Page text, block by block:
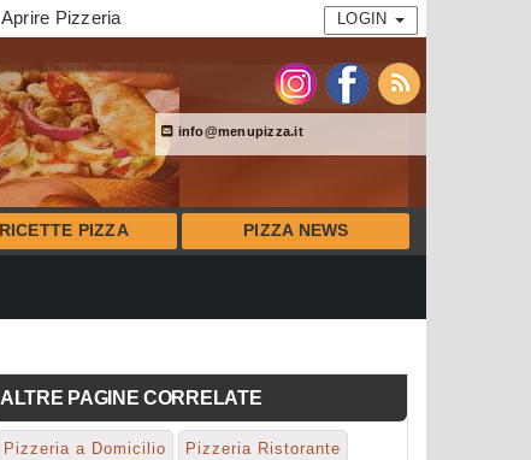
Aprire Pizzeria LOGIN
info@menupizza.it
RICETTE PIZZA PIZZA NEWS
ALTRE PAGINE CORRELATE
Pizzeria a Domicilio Pizzeria Ristorante